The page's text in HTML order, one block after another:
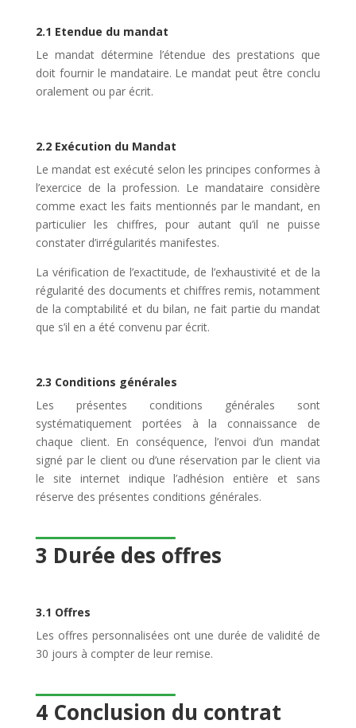
2.1 Etendue du mandat
Le mandat détermine l’étendue des prestations que
doit fournir le mandataire. Le mandat peut être conclu
oralement ou par écrit.
2.2 Exécution du Mandat
Le mandat est exécuté selon les principes conformes à
l’exercice de la profession. Le mandataire considère
comme exact les faits mentionnés par le mandant, en
particulier les chiffres, pour autant qu’il ne puisse
constater d’irrégularités manifestes.
La vérification de l’exactitude, de l’exhaustivité et de la
régularité des documents et chiffres remis, notamment
de la comptabilité et du bilan, ne fait partie du mandat
que s’il en a été convenu par écrit.
2.3 Conditions générales
Les présentes conditions générales sont
systématiquement portées à la connaissance de
chaque client. En conséquence, l’envoi d’un mandat
signé par le client ou d’une réservation par le client via
le site internet indique l’adhésion entière et sans
réserve des présentes conditions générales.
3 Durée des offres
3.1 Offres
Les offres personnalisées ont une durée de validité de
30 jours à compter de leur remise.
4 Conclusion du contrat